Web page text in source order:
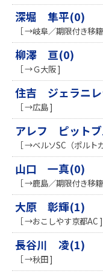
深堀 隼平(0)
［ →岐阜／期限付き移
柳澤 亘(0)
［ →Ｇ大阪 ]
住吉 ジェラニ
［ →広島 ]
アレフ ピット
［ →ベルソSC（ポル
山口 一真(0)
［ →鹿島／期限付き移
大原 彰輝(1)
［ →おこしやす京都AC ]
長谷川 凌(1)
［ →秋田 ]